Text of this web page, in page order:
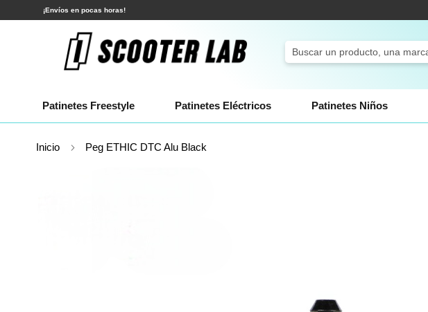
al
contenido
¡Envíos en pocas horas!
Search
Patinetes Freestyle Patinetes Eléctricos Patinetes Niños
Inicio Peg ETHIC DTC Alu Black